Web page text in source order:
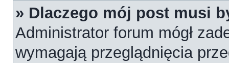
» Dlaczego mój post musi
Administrator forum mógł
wymagają przeglądnięcia